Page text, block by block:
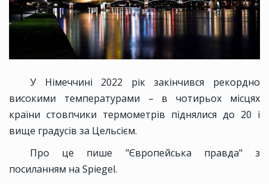
У Німеччині 2022 рік закінчився рекордно
високими температурами – в чотирьох місцях
країни стовпчики термометрів піднялися до 20 і
вище градусів за Цельсієм.
Про це пише "Європейська правда" з
посиланням на Spiegel.